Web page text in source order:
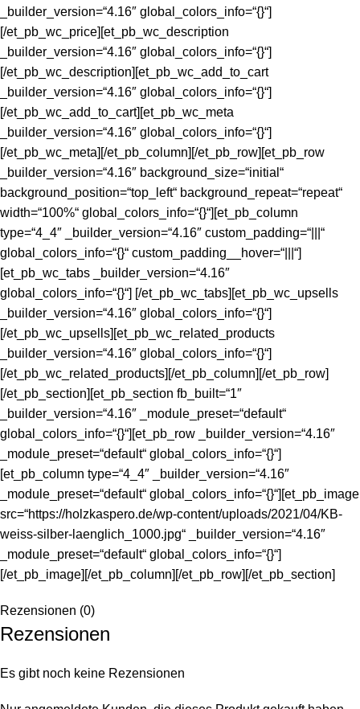
_builder_version=“4.16″ global_colors_info=“{}“]
[/et_pb_wc_price][et_pb_wc_description
_builder_version=“4.16″ global_colors_info=“{}“]
[/et_pb_wc_description][et_pb_wc_add_to_cart
_builder_version=“4.16″ global_colors_info=“{}“]
[/et_pb_wc_add_to_cart][et_pb_wc_meta
_builder_version=“4.16″ global_colors_info=“{}“]
[/et_pb_wc_meta][/et_pb_column][/et_pb_row][et_pb_row
_builder_version=“4.16″ background_size=“initial“
background_position=“top_left“ background_repeat=“repeat“
width=“100%“ global_colors_info=“{}“][et_pb_column
type=“4_4″ _builder_version=“4.16″ custom_padding=“|||“
global_colors_info=“{}“ custom_padding__hover=“|||“]
[et_pb_wc_tabs _builder_version=“4.16″
global_colors_info=“{}“] [/et_pb_wc_tabs][et_pb_wc_upsells
_builder_version=“4.16″ global_colors_info=“{}“]
[/et_pb_wc_upsells][et_pb_wc_related_products
_builder_version=“4.16″ global_colors_info=“{}“]
[/et_pb_wc_related_products][/et_pb_column][/et_pb_row]
[/et_pb_section][et_pb_section fb_built=“1″
_builder_version=“4.16″ _module_preset=“default“
global_colors_info=“{}“][et_pb_row _builder_version=“4.16″
_module_preset=“default“ global_colors_info=“{}“]
[et_pb_column type=“4_4″ _builder_version=“4.16″
_module_preset=“default“ global_colors_info=“{}“][et_pb_image
src=“https://holzkaspero.de/wp-content/uploads/2021/04/KB-
weiss-silber-laenglich_1000.jpg“ _builder_version=“4.16″
_module_preset=“default“ global_colors_info=“{}“]
[/et_pb_image][/et_pb_column][/et_pb_row][/et_pb_section]
Rezensionen (0)
Rezensionen
Es gibt noch keine Rezensionen